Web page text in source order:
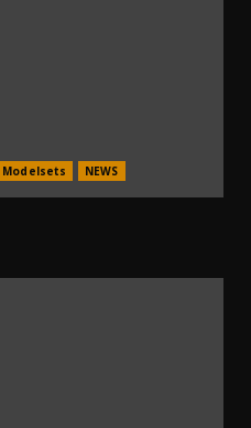
Modelsets NEWS